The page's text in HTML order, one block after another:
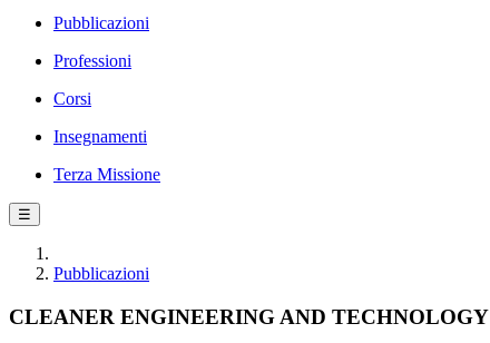
Pubblicazioni
Professioni
Corsi
Insegnamenti
Terza Missione
☰
Pubblicazioni
CLEANER ENGINEERING AND TECHNOLOGY